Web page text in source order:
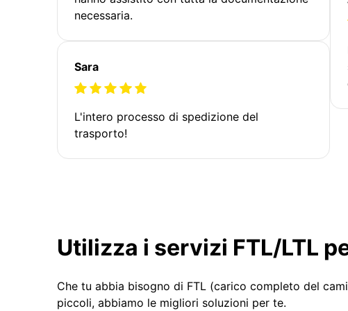
necessaria.
Sara
L'intero processo di spedizione del
trasporto!
Utilizza i servizi FTL/LTL
Che tu abbia bisogno di FTL (carico completo del
piccoli, abbiamo le migliori soluzioni per te.